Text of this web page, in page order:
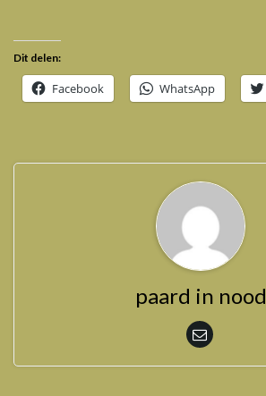
Dit delen:
Facebook WhatsApp
paard in nood